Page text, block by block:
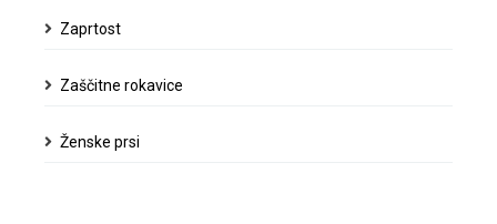
Zaprtost
Zaščitne rokavice
Ženske prsi